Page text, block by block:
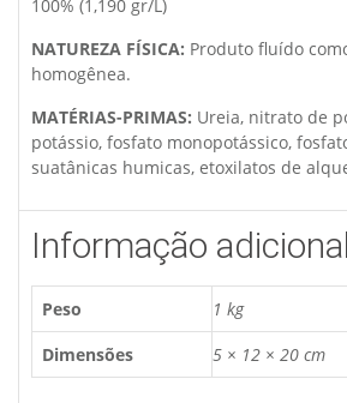
100% (1,190 gr/L)
NATUREZA FÍSICA: Produto fluído
homogênea.
MATÉRIAS-PRIMAS: Ureia, nitrato de
potássio, fosfato monopotássico,
suatânicas humicas, etoxilatos de
Informação adicional
Peso
1 kg
Dimensões
5 × 12 × 20 cm